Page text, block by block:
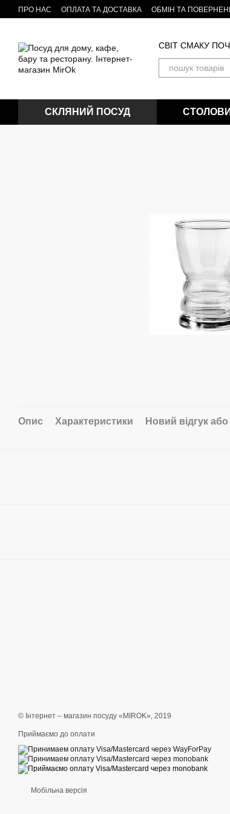
Перейти до основного контенту
ПРО НАС ОПЛАТА ТА ДОСТАВКА ОБМІН ТА
СВІТ СМАКУ
СКЛЯНИЙ ПОСУД
Опис Характеристики Новий відгук
© Інтернет – магазин посуду «MIROK», 2019
Приймаємо до оплати
Мобільна версія